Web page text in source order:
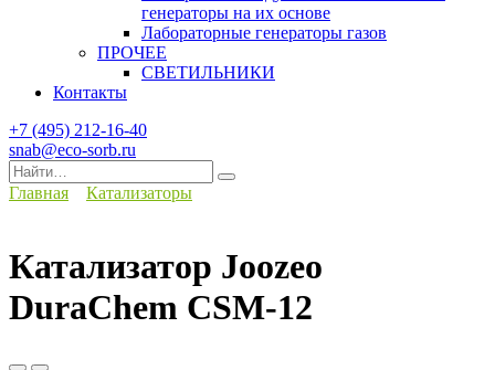
генераторы на их основе
Лабораторные генераторы газов
ПРОЧЕЕ
СВЕТИЛЬНИКИ
Контакты
+7 (495) 212-16-40
snab@eco-sorb.ru
Search
for:
Главная Катализаторы
Катализатор Joozeo
DuraChem CSM-12